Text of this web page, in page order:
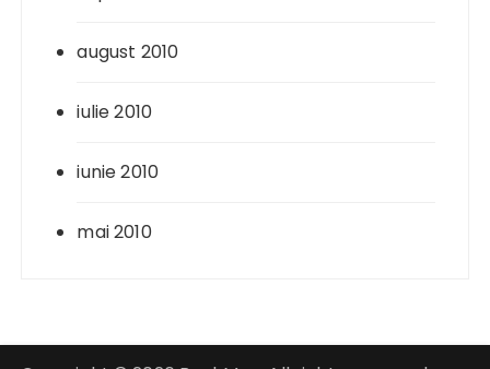
august 2010
iulie 2010
iunie 2010
mai 2010